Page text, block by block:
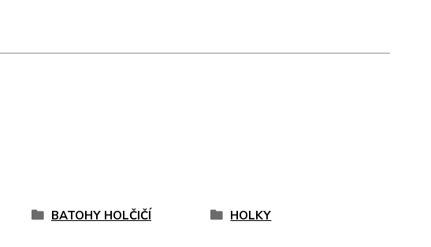
BATOHY HOLČIČÍ HOLKY